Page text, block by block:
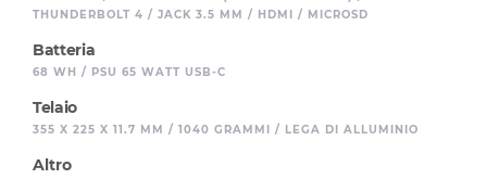
THUNDERBOLT 4 / JACK 3.5 MM / HDMI / MICROSD
Batteria
68 WH / PSU 65 WATT USB-C
Telaio
355 X 225 X 11.7 MM / 1040 GRAMMI / LEGA DI ALLUMINIO
Altro